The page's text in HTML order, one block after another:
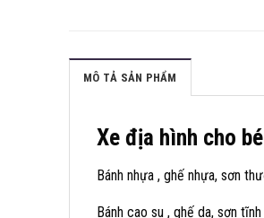
MÔ TẢ SẢN PHẨM
Xe địa hình cho
Bánh nhựa , ghế nhựa, sơn
Bánh cao su , ghế da, sơn tĩnh